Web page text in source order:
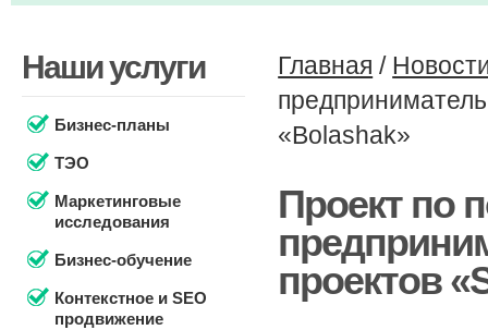
Наши услуги
Бизнес-планы
ТЭО
Маркетинговые
исследования
Бизнес-обучение
Контекстное и SEO
продвижение
Главная /
«Bolashak»
Проект по
проектов